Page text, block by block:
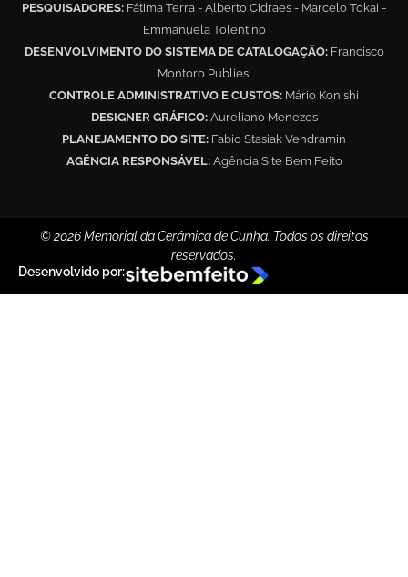
PESQUISADORES: Fátima Terra - Alberto Cidraes - Marcelo Tokai -
Emmanuela Tolentino
DESENVOLVIMENTO DO SISTEMA DE CATALOGAÇÃO: Francisco
Montoro Publiesi
CONTROLE ADMINISTRATIVO E CUSTOS: Mário Konishi
DESIGNER GRÁFICO:Aureliano Menezes
PLANEJAMENTO DO SITE: Fabio Stasiak Vendramin
AGÊNCIA RESPONSÁVEL:Agência Site Bem Feito
© 2026 Memorial da Cerâmica de Cunha. Todos os direitos
reservados.
Desenvolvido por: